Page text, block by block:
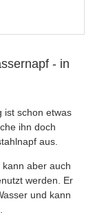
- in
ist schon etwas
ihn doch
aus.
aber auch
werden. Er
und kann